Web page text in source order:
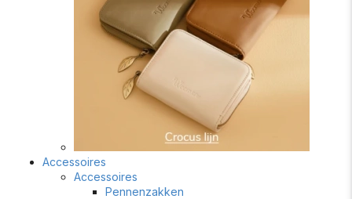
Accessoires
Accessoires
Pennenzakken